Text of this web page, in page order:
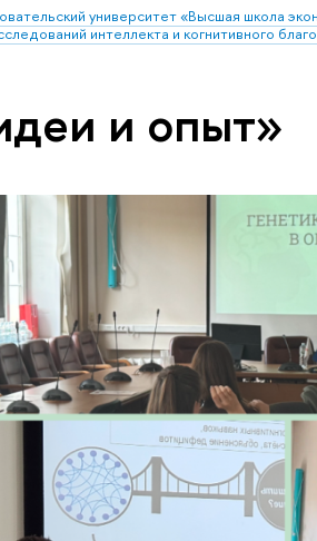
университет «Высшая школа
интеллекта и когнитивного
и опыт»